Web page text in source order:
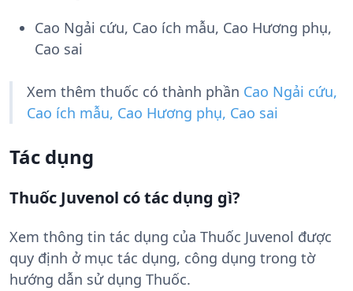
Cao Ngải cứu, Cao ích mẫu, Cao Hương phụ,
Cao sai
Xem thêm thuốc có thành phần Cao Ngải cứu,
Cao ích mẫu, Cao Hương phụ, Cao sai
Tác dụng
Thuốc Juvenol có tác dụng gì?
Xem thông tin tác dụng của Thuốc Juvenol được
quy định ở mục tác dụng, công dụng trong tờ
hướng dẫn sử dụng Thuốc.